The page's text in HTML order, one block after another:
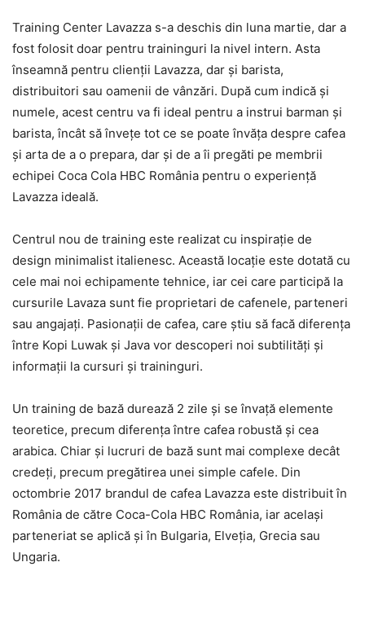
Training Center Lavazza s-a deschis din luna martie, dar a
fost folosit doar pentru traininguri la nivel intern. Asta
înseamnă pentru clienţii Lavazza, dar şi barista,
distribuitori sau oamenii de vânzări. După cum indică şi
numele, acest centru va fi ideal pentru a instrui barman şi
barista, încât să înveţe tot ce se poate învăţa despre cafea
şi arta de a o prepara, dar şi de a îi pregăti pe membrii
echipei Coca Cola HBC România pentru o experienţă
Lavazza ideală.
Centrul nou de training este realizat cu inspiraţie de
design minimalist italienesc. Această locaţie este dotată cu
cele mai noi echipamente tehnice, iar cei care participă la
cursurile Lavaza sunt fie proprietari de cafenele, parteneri
sau angajaţi. Pasionaţii de cafea, care ştiu să facă diferenţa
între Kopi Luwak şi Java vor descoperi noi subtilităţi şi
informaţii la cursuri şi traininguri.
Un training de bază durează 2 zile şi se învaţă elemente
teoretice, precum diferenţa între cafea robustă şi cea
arabica. Chiar şi lucruri de bază sunt mai complexe decât
credeţi, precum pregătirea unei simple cafele. Din
octombrie 2017 brandul de cafea Lavazza este distribuit în
România de către Coca-Cola HBC România, iar acelaşi
parteneriat se aplică şi în Bulgaria, Elveţia, Grecia sau
Ungaria.